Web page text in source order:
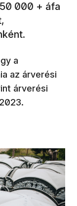
000 + áfa
a
az árverési
árverési